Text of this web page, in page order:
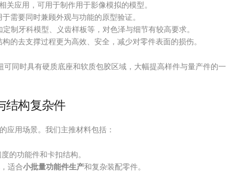
关应用，可用于制作用于影像模拟的模型。
需要同时兼顾外观与功能的原型验证。
制牙科模型、义齿样板等，对色泽与细节有较高要求。
的去支撑过程更为高效、安全，减少对零件表面的损伤。
可同时具有硬质底座和软质包胶区域，大幅提高样件与量产件的一
结构复杂件
应用场景。我们主推材料包括：
的功能件和卡扣结构。
适合小批量功能件生产和复杂装配零件。